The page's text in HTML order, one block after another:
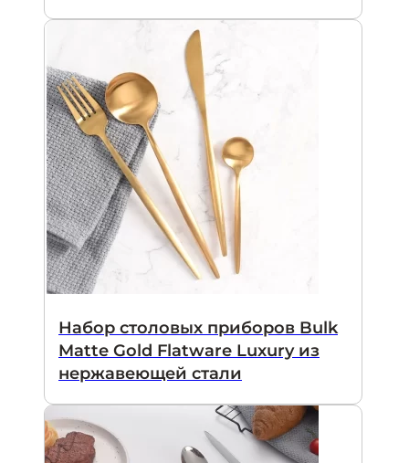
Набор столовых приборов Bulk
Matte Gold Flatware Luxury из
нержавеющей стали